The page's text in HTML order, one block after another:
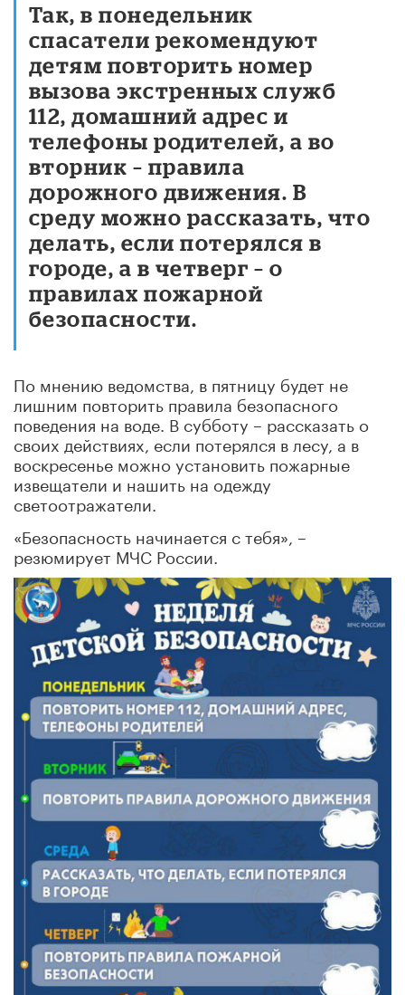
Так, в понедельник
спасатели рекомендуют
детям повторить номер
вызова экстренных служб
112, домашний адрес и
телефоны родителей, а во
вторник – правила
дорожного движения. В
среду можно рассказать, что
делать, если потерялся в
городе, а в четверг – о
правилах пожарной
безопасности.
По мнению ведомства, в пятницу будет не
лишним повторить правила безопасного
поведения на воде. В субботу – рассказать о
своих действиях, если потерялся в лесу, а в
воскресенье можно установить пожарные
извещатели и нашить на одежду
светоотражатели.
«Безопасность начинается с тебя», –
резюмирует МЧС России.